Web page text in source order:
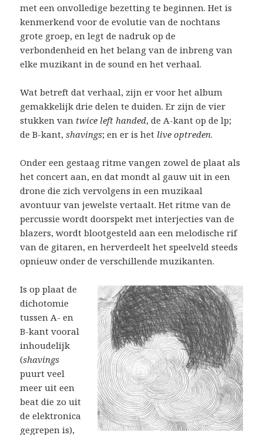
met een onvolledige bezetting te beginnen. Het is
kenmerkend voor de evolutie van de nochtans
grote groep, en legt de nadruk op de
verbondenheid en het belang van de inbreng van
elke muzikant in de sound en het verhaal.
Wat betreft dat verhaal, zijn er voor het album
gemakkelijk drie delen te duiden. Er zijn de vier
stukken van twice left handed, de A-kant op de lp;
de B-kant,shavings; en er is het live optreden.
Onder een gestaag ritme vangen zowel de plaat als
het concert aan, en dat mondt al gauw uit in een
drone die zich vervolgens in een muzikaal
avontuur van jewelste vertaalt. Het ritme van de
percussie wordt doorspekt met interjecties van de
blazers, wordt blootgesteld aan een melodische rif
van de gitaren, en herverdeelt het speelveld steeds
opnieuw onder de verschillende muzikanten.
Is op plaat de
dichotomie
tussen A- en
B-kant vooral
inhoudelijk
(shavings
puurt veel
meer uit een
beat die zo uit
de elektronica
gegrepen is),